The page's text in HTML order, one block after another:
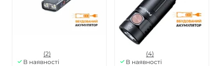
(2)
В наявності
(4)
В наявності